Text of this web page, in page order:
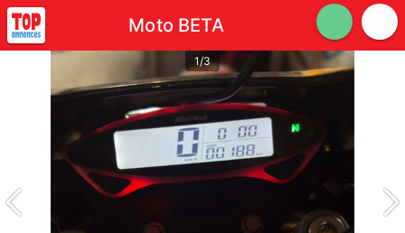
Moto BETA
1/3